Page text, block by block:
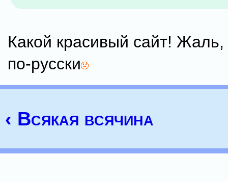
Какой красивый сайт! Жаль,
по-русски
‹ Всякая всячина